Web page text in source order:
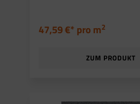
47,59 €* pro m2
ZUM PRODUKT